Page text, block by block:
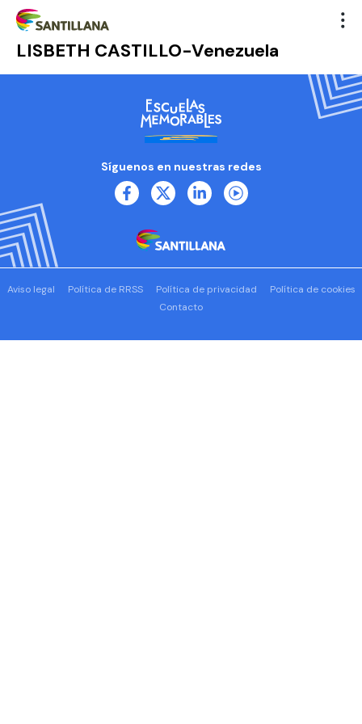
LISBETH CASTILLO-Venezuela
Síguenos en nuestras redes
Aviso legal Política de RRSS Política de privacidad
Política de cookies
Contacto